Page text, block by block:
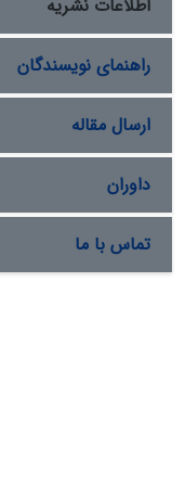
اطلاعات نشریه
راهنمای نویسندگان
ارسال مقاله
داوران
تماس با ما